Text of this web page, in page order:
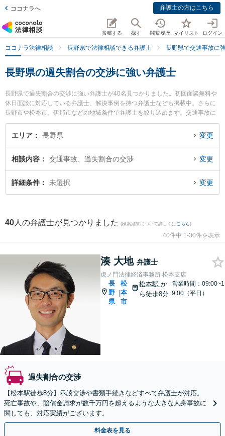
ココナラへ 弁護士の方はこちら
投稿する 探す 閲覧履歴 マイリスト ログイン
ココナラ法律相談 長野県で法律相談できる弁護士 長野県で交通事故に
長野県の過失割合の交渉に強い弁護士
長野県で過失割合の交渉に強い弁護士が40名見つかりました。初回面談無料や
休日面談に対応している弁護士、解決事例を持つ弁護士なども掲載中。さらに
長野市や松本市、伊那市などの地域条件で弁護士を絞り込めます。交通事故に
関係する自動車事故やバイク事故、自転車事故等の細かな分野での絞り込み検
索もでき便利です。特に虎ノ門法律経済事務所 松本支店の湊 大地弁護士やあゆ
県で土日や夜間に発生した過失割合の交渉のトラブルを今すぐに弁護士に相談
したい』『過失割合の交渉のトラブル解決の実績豊富な近くの弁護士を検索し
たい』『初回相談無料で過失割合の交渉を法律相談できる長野県内の弁護士に
エリア 長野県 変更
相談内容 交通事故、過失割合の交渉 変更
詳細条件 未選択 変更
40 人の弁護士が見つかりました (検索結果について詳しくは こちら)
40件中 1-30件を表示
湊 大地 弁護士
虎ノ門法律経済事務所 松本支店
長
野
県
|
松
本
市
松本駅 か
ら徒歩8分
営業時間：09:00~1
9:00（平日）
過失割合の交渉
【松本駅徒歩8分】示談交渉や書類手続きなどすべて弁護士が対応。
死亡事故や、賠償金請求が数千万円を超えるような大きな人身事故に
関しても、対応実績がございます。
料金表を見る